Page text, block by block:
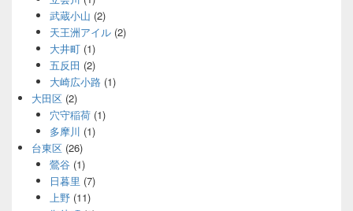
武蔵小山 (2)
天王洲アイル(2)
大井町(1)
五反田 (2)
大崎広小路(1)
大田区 (2)
穴守稲荷(1)
多摩川 (1)
台東区 (26)
鶯谷(1)
日暮里 (7)
上野(11)